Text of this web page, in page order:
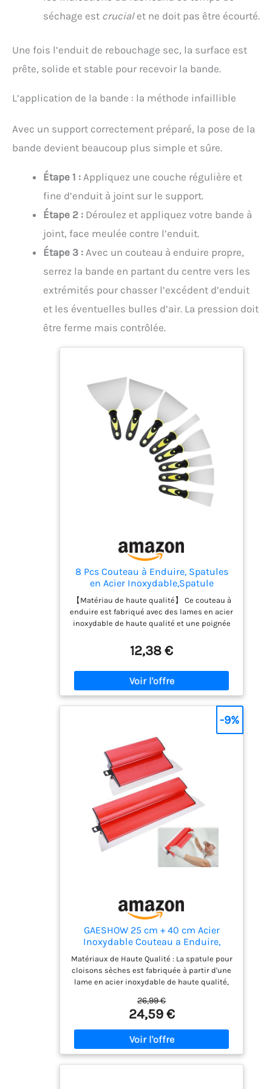
séchage est crucialet ne doit pas être écourté.
Une fois l’enduit de rebouchage sec, la surface est
prête, solide et stable pour recevoir la bande.
L’application de la bande : la méthode infaillible
Avec un support correctement préparé, la pose de la
bande devient beaucoup plus simple et sûre.
Étape 1 : Appliquez une couche régulière et
fine d’enduit à joint sur le support.
Étape 2 : Déroulez et appliquez votre bande à
joint, face meulée contre l’enduit.
Étape 3 : Avec un couteau à enduire propre,
serrez la bande en partant du centre vers les
extrémités pour chasser l’excédent d’enduit
et les éventuelles bulles d’air. La pression doit
être ferme mais contrôlée.
8 Pcs Couteau à Enduire, Spatules
en Acier Inoxydable,Spatule
Bricolage
【Matériau de haute qualité】 Ce couteau à
enduire est fabriqué avec des lames en acier
inoxydable de haute qualité et une poignée
flexible et solide, et peut être utilisé pour
une durée de vie plus longue. 【Poignée
confortable】 Ces spatules mastic sont
conçues avec une poignée en plastique
confortable et souple. Guides des doigts à
l'avant et à l'arrière pour une utilisation
facile. Le travail sur des surfaces inclinées
pour différents usages】 Ce set de couteau
enduit contient 8 spatules à mastic. Cet
ensemble propose 8 tailles différentes pour
différents besoins, assez pour votre usage
quotidien. 【Utilisation largement
répandue】 La spatule peinture peut
remplir les trous, les fissures de sable dans
le bois, le plâtre parisien, la maçonnerie et
le papier peint gratté pour créer cette
surface lisse. Enlever la peinture de la
brique, du bois, de la pierre, des murs
intérieurs, etc. 【Facile à ranger】 Trou de
utilisation facile. Contactez-nous si vous
rencontrez des problèmes avec nos spatules
12,38 €
GAESHOW 25 cm + 40 cm Acier
Inoxydable Couteau a Enduire,
Spatule Enduit Set, Lame
D'écrémage, pour Construction de
Cloisons Sèches et Décoration
Murale
Matériaux de Haute Qualité : La spatule pour
cloisons sèches est fabriquée à partir d'une
lame en acier inoxydable de haute qualité,
résistante à l'usure, garantissant la
durabilité du raclage des cloisons sèches
Ensemble de Spatules Professionnelles :
Ensemble d'outils pour cloisons sèches
comprend des lames en acier inoxydable de
0,35 mm d'épaisseur de 25 cm et 40 cm. La
26,99 €
24,59 €
-9%